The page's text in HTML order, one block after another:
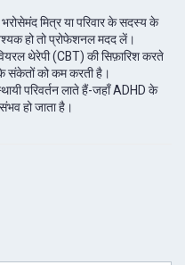
मित्र या परिवार के सदस्य के
हो तो प्रोफेशनल मदद लें।
थेरेपी (CBT) की सिफ़ारिश करते
संकेतों को कम करती है।
परिवर्तन लाते हैं-जहाँ ADHD के
हो जाता है।